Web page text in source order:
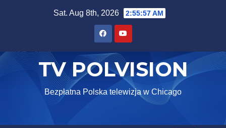
Sat. Aug 8th, 2026 2:55:58 AM
TV POLVISION
Bezpłatna Polska telewizja w Chicago